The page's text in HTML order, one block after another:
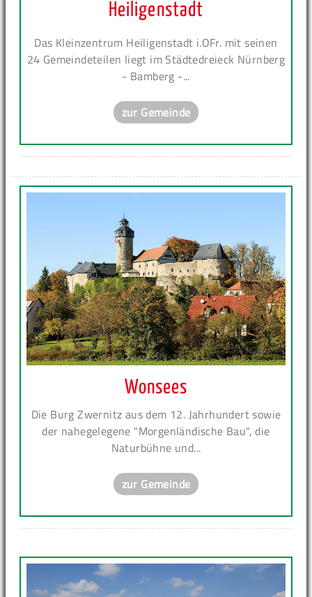
Heiligenstadt
Das Kleinzentrum Heiligenstadt i.OFr. mit seinen
24 Gemeindeteilen liegt im Städtedreieck Nürnberg
- Bamberg -...
zur Gemeinde
Wonsees
Die Burg Zwernitz aus dem 12. Jahrhundert sowie
der nahegelegene "Morgenländische Bau", die
Naturbühne und...
zur Gemeinde